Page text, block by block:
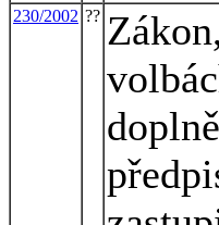
230/2002 ??